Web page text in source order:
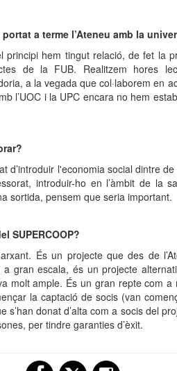
a terme l’Ateneu amb la
principi hem tingut relació, de fet la
de la FUB. Realitzem hores
a la vegada que col·laborem en
l’UOC i la UPC encara no hem
d’introduir l'economia social dintre
introduir-ho en l’àmbit de la
sortida, pensem que seria important.
SUPERCOOP?
És un projecte que des de
a gran escala, és un projecte
molt ample. És un gran repte com
la captació de socis (van
s’han donat d’alta com a socis del
per tindre garanties d’èxit.